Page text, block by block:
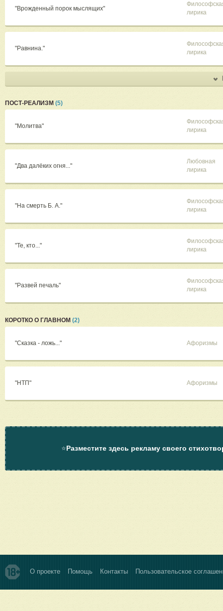
"Врожденный порок мыслящих"
лирика
"Равнина."
лирика
ПОСТ-РЕАЛИЗМ (5)
"Молитва"
лирика
"Два далёких огня..."
Любовная
лирика
"На смерть Б. А."
лирика
"Те, кто..."
лирика
"Развей печаль"
лирика
КОРОТКО О ГЛАВНОМ (2)
"Сказка - ложь..." Афоризмы
"НТП" Афоризмы
⭐Разместите здесь рекламу своего
О проекте Помощь Контакты Пользовательское